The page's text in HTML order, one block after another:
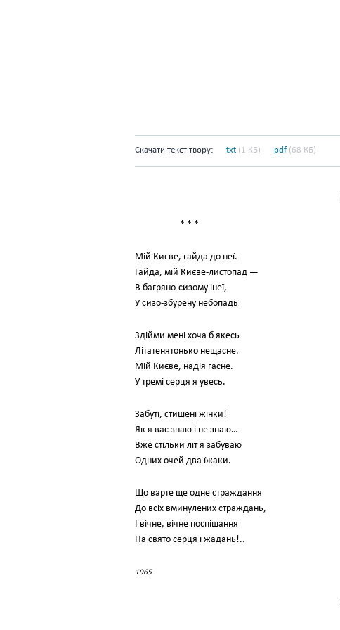
Скачати текст твору: txt (1 КБ) pdf (68 КБ)
* * *
Мій Києве, гайда до неї.
Гайда, мій Києве-листопад —
В багряно-сизому інеї,
У сизо-збурену небопадь
Здійми мені хоча б якесь
Літатенятонько нещасне.
Мій Києве, надія гасне.
У тремі серця я увесь.
Забуті, стишені жінки!
Як я вас знаю і не знаю…
Вже стільки літ я забуваю
Одних очей два їжаки.
Що варте ще одне страждання
До всіх вминулених страждань,
І вічне, вічне поспішання
На свято серця і жадань!..
1965